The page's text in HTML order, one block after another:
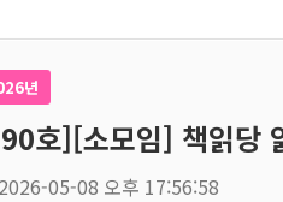
년
호][소모임] 책읽당
2026-05-08 오후 17:56:58